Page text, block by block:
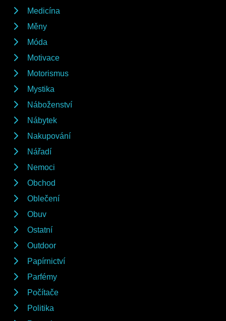
Medicína
Měny
Móda
Motivace
Motorismus
Mystika
Náboženství
Nábytek
Nakupování
Nářadí
Nemoci
Obchod
Oblečení
Obuv
Ostatní
Outdoor
Papírnictví
Parfémy
Počítače
Politika